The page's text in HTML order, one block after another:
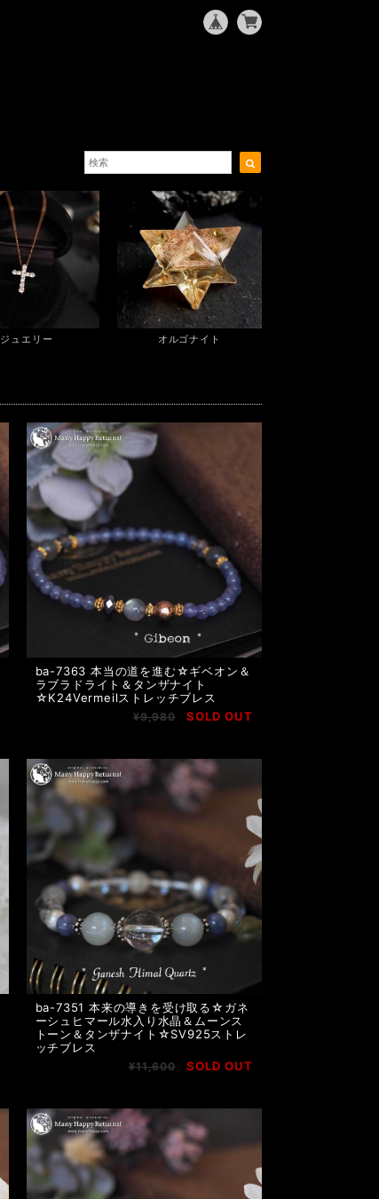
ジュエリー オルゴナイト
ba-7363 本当の道を進む☆ギベオン＆
ラブラドライト＆タンザナイト
☆K24Vermeilストレッチブレス
¥9,980 SOLD OUT
ba-7351 本来の導きを受け取る☆ガネ
ーシュヒマール水入り水晶＆ムーンス
トーン＆タンザナイト☆SV925ストレ
ッチブレス
¥11,600 SOLD OUT